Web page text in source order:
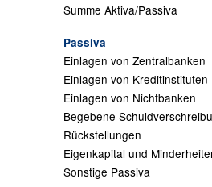
Summe Aktiva/Passiva
Passiva
Einlagen von Zentralbanken
Einlagen von Kreditinstituten
Einlagen von Nichtbanken
Begebene
Rückstellungen
Eigenkapital und
Sonstige Passiva